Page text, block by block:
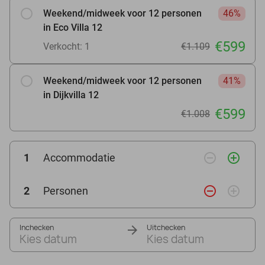
Weekend/midweek voor 12 personen
in Eco Villa 12
46%
Verkocht: 1 €1.109 €599
Weekend/midweek voor 12 personen
in Dijkvilla 12
41%
€1.008 €599
1 Accommodatie remove_circle_outline add_circle_outline
2 Personen remove_circle_outline add_circle_outline
Inchecken
Kies datum
Uitchecken
Kies datum